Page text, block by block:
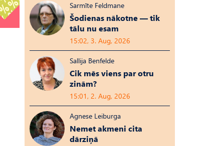
Sarmīte Feldmane
Šodienas nākotne — tik
tālu nu esam
15:02, 3. Aug, 2026
Sallija Benfelde
Cik mēs viens par otru
zinām?
15:01, 2. Aug, 2026
Agnese Leiburga
Nemet akmeni cita
dārziņā